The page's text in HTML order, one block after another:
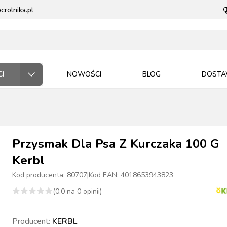
WIADRA,
PIES KOT PTAKI
MASZYNKI DO
NAWOZY ZIEMIA I PODŁOŻA
BYDŁO TRZODA DRÓB
BYDŁO TRZODA DRÓB
NOWOŚCI BLOG
Przysmak Dla Psa Z Kurczaka 100 G
Kerbl
Kod producenta: 80707|Kod EAN: 4018653943823
(0.0 na 0 opinii)
Producent: KERBL